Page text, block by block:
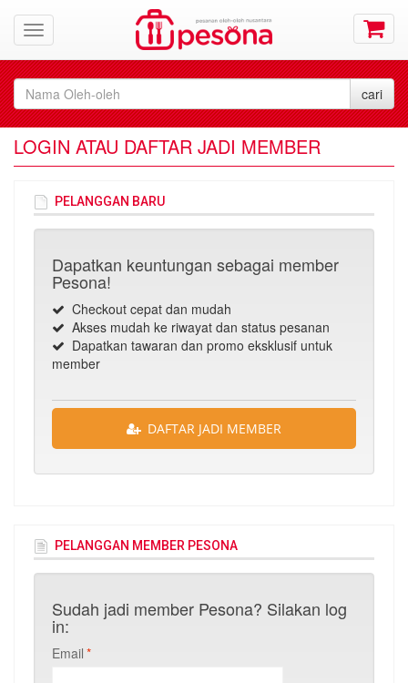
LOGIN ATAU DAFTAR JADI MEMBER
PELANGGAN BARU
Dapatkan keuntungan sebagai member
Pesona!
Checkout cepat dan mudah
Akses mudah ke riwayat dan status pesanan
Dapatkan tawaran dan promo eksklusif untuk
member
DAFTAR JADI MEMBER
PELANGGAN MEMBER PESONA
Sudah jadi member Pesona? Silakan log
in:
*
Email